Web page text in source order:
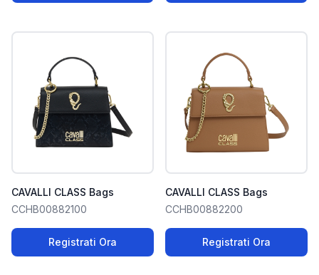
CAVALLI CLASS Bags
CCHB00882100
Registrati Ora
CAVALLI CLASS Bags
CCHB00882200
Registrati Ora